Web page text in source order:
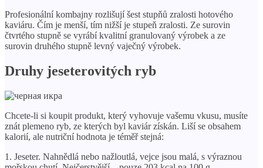
Profesionální kombajny rozlišují šest stupňů zralosti hotového
kaviáru. Čím je menší, tím nižší je stupeň zralosti. Ze surovin
čtvrtého stupně se vyrábí kvalitní granulovaný výrobek a ze
surovin druhého stupně levný vaječný výrobek.
Druhy jeseterovitých ryb
Chcete-li si koupit produkt, který vyhovuje vašemu vkusu, musíte
znát plemeno ryb, ze kterých byl kaviár získán. Liší se obsahem
kalorií, ale nutriční hodnota je téměř stejná:
1. Jeseter. Nahnědlá nebo nažloutlá, vejce jsou malá, s výraznou